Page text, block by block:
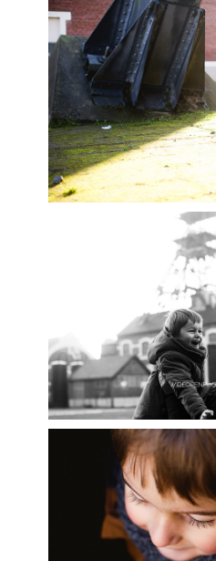
D’ailleurs j’y retournerais
séance avec un petit extra
quelqu’un?